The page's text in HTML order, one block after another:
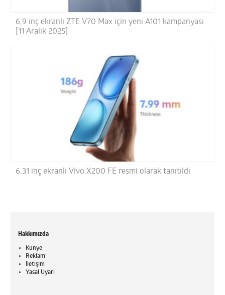
6,9 inç ekranlı ZTE V70 Max için yeni A101 kampanyası
[11 Aralık 2025]
6,31 inç ekranlı Vivo X200 FE resmi olarak tanıtıldı
Hakkımızda
Künye
Reklam
İletişim
Yasal Uyarı